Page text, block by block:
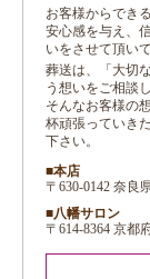
お客様からでき
安心感を与え、
いをさせて頂い
葬送は、「大切
う想いをご相談
そんなお客様の
杯頑張っていき
下さい。
■本店
〒630-0142 奈良
■八幡サロン
〒614-8364 京都